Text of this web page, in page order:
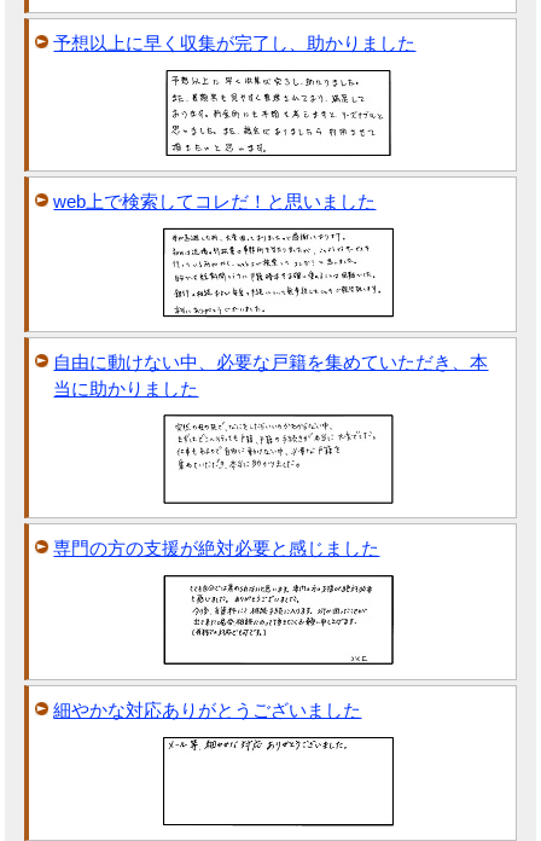
予想以上に早く収集が完了し、助かりました
web上で検索してコレだ！と思いました
自由に動けない中、必要な戸籍を集めていただき、本
当に助かりました
専門の方の支援が絶対必要と感じました
細やかな対応ありがとうございました